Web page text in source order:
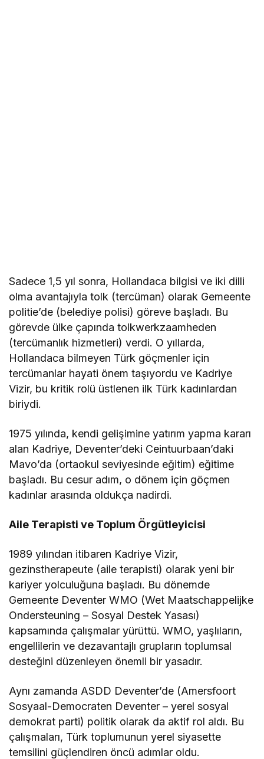
Sadece 1,5 yıl sonra, Hollandaca bilgisi ve iki dilli
olma avantajıyla tolk (tercüman) olarak Gemeente
politie’de (belediye polisi) göreve başladı. Bu
görevde ülke çapında tolkwerkzaamheden
(tercümanlık hizmetleri) verdi. O yıllarda,
Hollandaca bilmeyen Türk göçmenler için
tercümanlar hayati önem taşıyordu ve Kadriye
Vizir, bu kritik rolü üstlenen ilk Türk kadınlardan
biriydi.
1975 yılında, kendi gelişimine yatırım yapma kararı
alan Kadriye, Deventer’deki Ceintuurbaan’daki
Mavo’da (ortaokul seviyesinde eğitim) eğitime
başladı. Bu cesur adım, o dönem için göçmen
kadınlar arasında oldukça nadirdi.
Aile Terapisti ve Toplum Örgütleyicisi
1989 yılından itibaren Kadriye Vizir,
gezinstherapeute (aile terapisti) olarak yeni bir
kariyer yolculuğuna başladı. Bu dönemde
Gemeente Deventer WMO (Wet Maatschappelijke
Ondersteuning – Sosyal Destek Yasası)
kapsamında çalışmalar yürüttü. WMO, yaşlıların,
engellilerin ve dezavantajlı grupların toplumsal
desteğini düzenleyen önemli bir yasadır.
Aynı zamanda ASDD Deventer’de (Amersfoort
Sosyaal-Democraten Deventer – yerel sosyal
demokrat parti) politik olarak da aktif rol aldı. Bu
çalışmaları, Türk toplumunun yerel siyasette
temsilini güçlendiren öncü adımlar oldu.